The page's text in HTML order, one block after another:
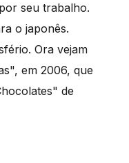
seu trabalho.
o japonês.
Ora vejam
em 2006, que
de